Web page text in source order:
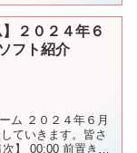
】２０２４年６
フト紹介
ム ２０２４年６月
ていきます。皆さ
】 00:00 前置き